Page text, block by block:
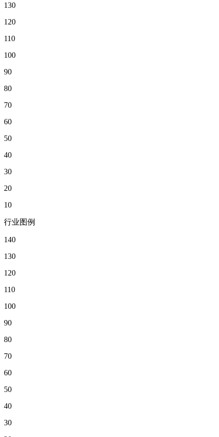
130
120
110
100
90
80
70
60
50
40
30
20
10
行业图例
140
130
120
110
100
90
80
70
60
50
40
30